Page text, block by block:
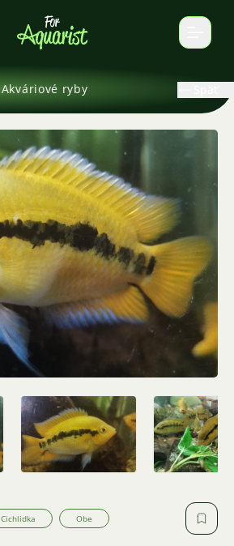
Akváriové ryby
Cichlidka Obe